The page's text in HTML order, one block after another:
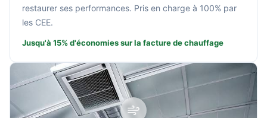
restaurer ses performances. Pris en charge à 100% par
les CEE.
Jusqu'à 15% d'économies sur la facture de chauffage